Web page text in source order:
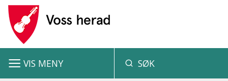
V
s
SØK
VIS MENY